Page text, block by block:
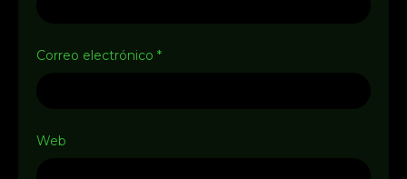
Correo electrónico *
Web